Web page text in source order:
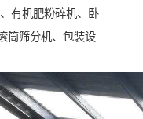
有机肥粉碎机、卧
筒筛分机、包装设